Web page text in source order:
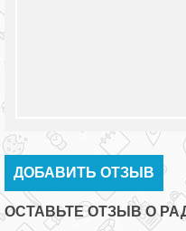
ДОБАВИТЬ ОТЗЫВ
ОСТАВЬТЕ ОТЗЫВ О